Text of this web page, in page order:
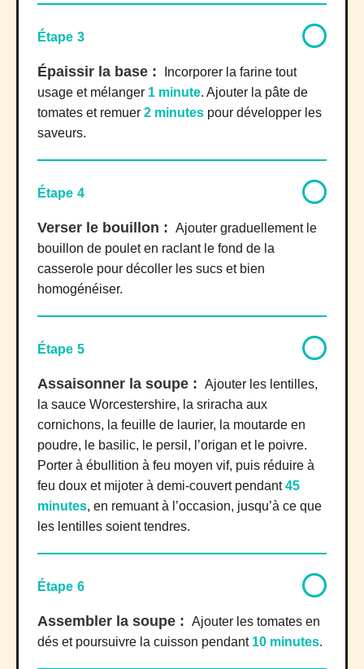
Étape 3
Épaissir la base :
Incorporer la farine tout
usage et mélanger 1 minute. Ajouter la pâte de
tomates et remuer 2 minutes pour développer les
saveurs.
Étape 4
Verser le bouillon : Ajouter graduellement le
bouillon de poulet en raclant le fond de la
casserole pour décoller les sucs et bien
homogénéiser.
Étape 5
Assaisonner la soupe : Ajouter les lentilles,
la sauce Worcestershire, la sriracha aux
cornichons, la feuille de laurier, la moutarde en
poudre, le basilic, le persil, l’origan et le poivre.
Porter à ébullition à feu moyen vif, puis réduire à
feu doux et mijoter à demi-couvert pendant45
minutes, en remuant à l’occasion, jusqu’à ce que
les lentilles soient tendres.
Étape 6
Assembler la soupe : Ajouter les tomates en
dés et poursuivre la cuisson pendant 10 minutes.